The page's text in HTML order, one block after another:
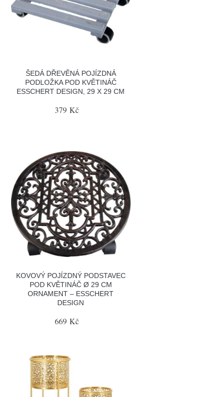
ŠEDÁ DŘEVĚNÁ POJÍZDNÁ
PODLOŽKA POD KVĚTINÁČ
ESSCHERT DESIGN, 29 X 29 CM
379 Kč
KOVOVÝ POJÍZDNÝ PODSTAVEC
POD KVĚTINÁČ Ø 29 CM
ORNAMENT – ESSCHERT
DESIGN
669 Kč